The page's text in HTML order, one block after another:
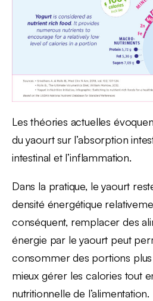
Les théories actuelles
du yaourt sur l’absorption
intestinal et l’inflammation.
Dans la pratique, le yaourt
densité énergétique
conséquent, remplacer des
énergie par le yaourt peut
consommer des portions
mieux gérer les calories tout
nutritionnelle de l’alimentation.